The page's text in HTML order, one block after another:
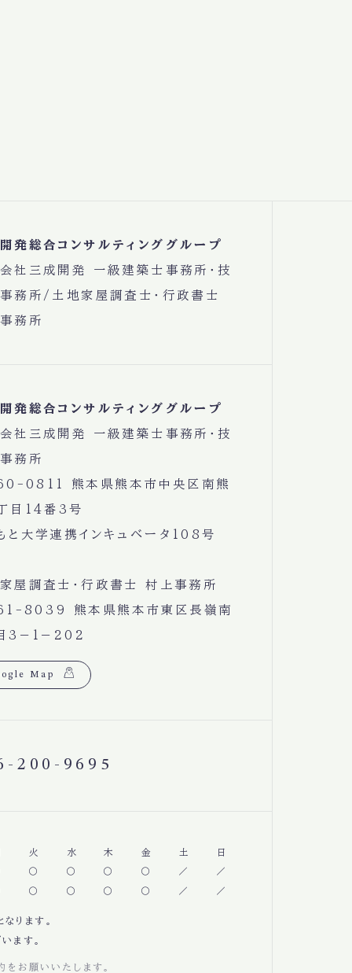
発総合コンサルティンググループ
社三成開発 一級建築士事務所・技
務所/土地家屋調査士・行政書士
務所
発総合コンサルティンググループ
社三成開発 一級建築士事務所・技
務所
0811 熊本県熊本市中央区南熊
目14番3号
と大学連携インキュベータ108号
屋調査士・行政書士 村上事務所
8039 熊本県熊本市東区長嶺南
3−1−202
Map
200-9695
火 水 木 金 土 日
ります。
ます。
お願いいたします。